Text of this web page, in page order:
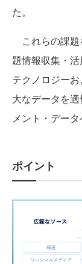
た。
これらの課題
題情報収集・
テクノロジー
大なデータを
メント・デー
ポイント